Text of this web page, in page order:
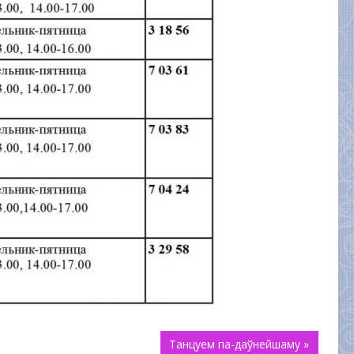
Танцуем па-даўнейшаму »